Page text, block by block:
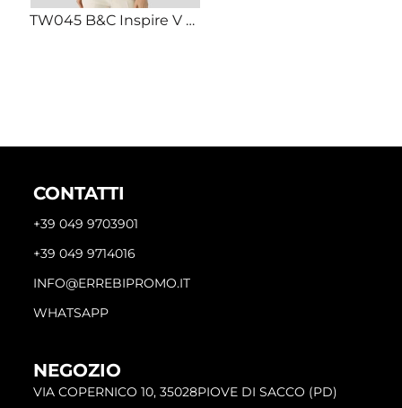
TW045 B&C Inspire V T-shirt donna scollo a V Senza etichetta Classic fit 100% cotone organico 140g
CONTATTI
+39 049 9703901
+39 049 9714016
INFO@ERREBIPROMO.IT
WHATSAPP
NEGOZIO
VIA COPERNICO 10, 35028PIOVE DI SACCO (PD)